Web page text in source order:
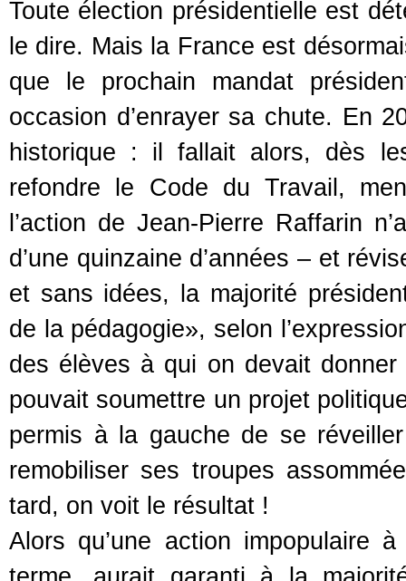
Toute élection présidentielle est
le dire. Mais la France est
que le prochain mandat
occasion d’enrayer sa chute. En
historique : il fallait alors, dès
refondre le Code du Travail,
l’action de Jean-Pierre Raffarin
d’une quinzaine d’années – et
et sans idées, la majorité
de la pédagogie», selon
des élèves à qui on devait
pouvait soumettre un projet
permis à la gauche de se
remobiliser ses troupes
tard, on voit le résultat !
Alors qu’une action impopulaire